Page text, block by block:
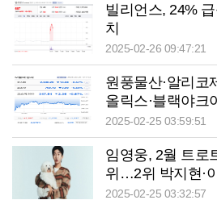
빌리언스, 24%
치
2025-02-26 09:47:21
원풍물산·알리코
올릭스·블랙야크
유튜바이오 등 큰
2025-02-25 03:59:51
임영웅, 2월 트로
위…2위 박지현·
태진아·나훈아·남
2025-02-25 03:32:57